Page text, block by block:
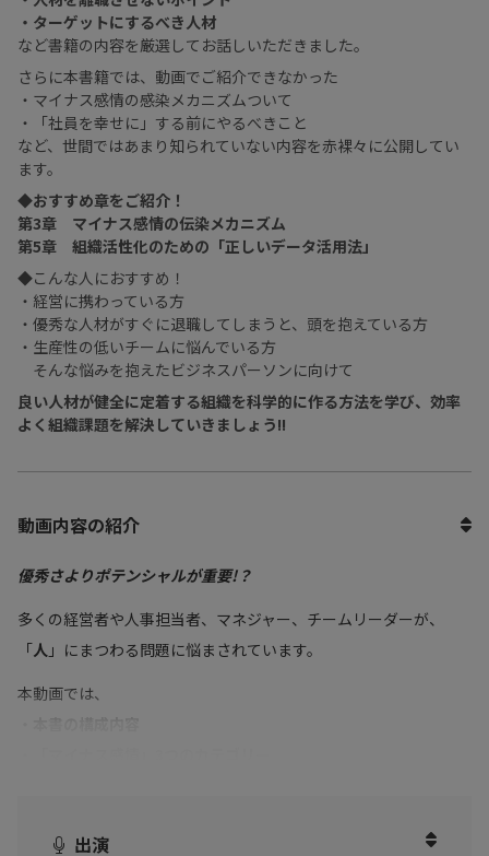
・ターゲットにするべき人材
など書籍の内容を厳選してお話しいただきました。
さらに本書籍では、動画でご紹介できなかった
・マイナス感情の感染メカニズムついて
・「社員を幸せに」する前にやるべきこと
など、世間ではあまり知られていない内容を赤裸々に公開してい
ます。
◆おすすめ章をご紹介！
第3章 マイナス感情の伝染メカニズム
第5章 組織活性化のための「正しいデータ活用法」
◆こんな人におすすめ！
・経営に携わっている方
・優秀な人材がすぐに退職してしまうと、頭を抱えている方
・生産性の低いチームに悩んでいる方
そんな悩みを抱えたビジネスパーソンに向けて
良い人材が健全に定着する組織を科学的に作る方法を学び、効率
よく組織課題を解決していきましょう!!
動画内容の紹介
優秀さよりポテンシャルが重要!？
多くの経営者や人事担当者、マネジャー、チームリーダーが、
「人 」にまつわる問題に悩まされています。
本動画では、
など書籍の内容を厳選してお話しいただきました。
出演